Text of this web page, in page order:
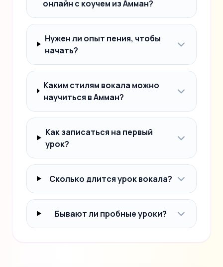
онлайн с коучем из Амман?
Нужен ли опыт пения, чтобы
начать?
Каким стилям вокала можно
научиться в Амман?
Как записаться на первый
урок?
Сколько длится урок вокала?
Бывают ли пробные уроки?